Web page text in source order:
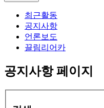
최근활동
공지사항
언론보도
끌림리어카
공지사항 페이지